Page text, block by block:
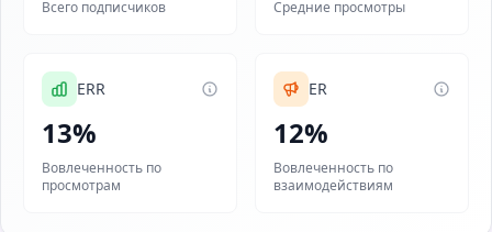
Всего подписчиков Средние просмотры
ERR
13%
Вовлеченность по
просмотрам
ER
12%
Вовлеченность по
взаимодействиям